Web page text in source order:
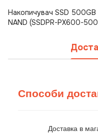
Накопичувач SSD
NAND (SSDPR-PX600-
Способи
Доставка в